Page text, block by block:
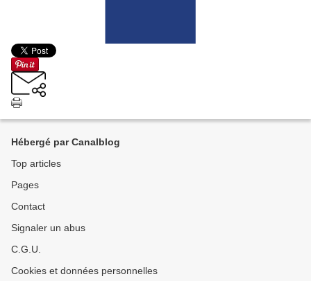
Hébergé par Canalblog
Top articles
Pages
Contact
Signaler un abus
C.G.U.
Cookies et données personnelles